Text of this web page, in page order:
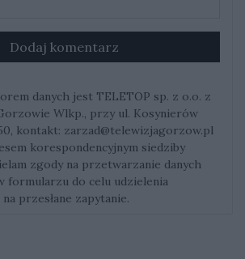
Dodaj komentarz
danych jest TELETOP sp. z o.o. z
Wlkp., przy ul. Kosynierów
kontakt: zarzad@telewizjagorzow.pl
korespondencyjnym siedziby
zgody na przetwarzanie danych
formularzu do celu udzielenia
przesłane zapytanie.